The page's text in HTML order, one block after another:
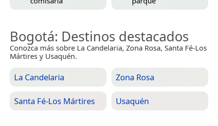
Bogotá: Destinos destacados
Conozca más sobre La Candelaria, Zona Rosa, Santa Fé-Los
Mártires y Usaquén.
La Candelaria Zona Rosa
Santa Fé-Los Mártires Usaquén